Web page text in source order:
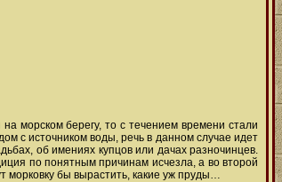
морском берегу, то с течением времени стали
с источником воды, речь в данном случае идет
об имениях купцов или дачах разночинцев.
по понятным причинам исчезла, а во второй
морковку бы вырастить, какие уж пруды…